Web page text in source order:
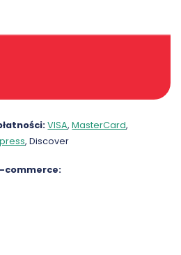
VISA,MasterCard,
, Discover
commerce: